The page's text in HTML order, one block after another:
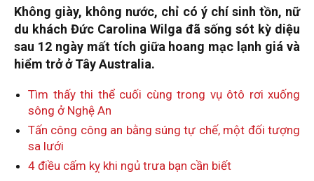
Không giày, không nước, chỉ có ý chí sinh tồn, nữ
du khách Đức Carolina Wilga đã sống sót kỳ diệu
sau 12 ngày mất tích giữa hoang mạc lạnh giá và
hiểm trở ở Tây Australia.
Tìm thấy thi thể cuối cùng trong vụ ôtô rơi xuống
sông ở Nghệ An
Tấn công công an bằng súng tự chế, một đối tượng
sa lưới
4 điều cấm kỵ khi ngủ trưa bạn cần biết